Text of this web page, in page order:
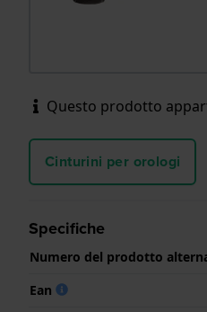
Questo prodotto
Cinturini per orologi
Specifiche
Numero del prodotto
Ean